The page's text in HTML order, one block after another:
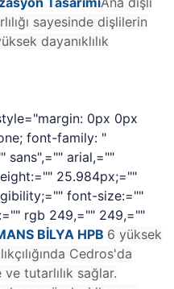
sayesinde dişlilerin
dayanıklılık
0px 0px
font-family: "
sans",="" arial,=""
25.984px;=""
font-size:=""
rgb 249,="" 249,=""
BİLYA HPB 6 yüksek
Cedros'da
tutarlılık sağlar.